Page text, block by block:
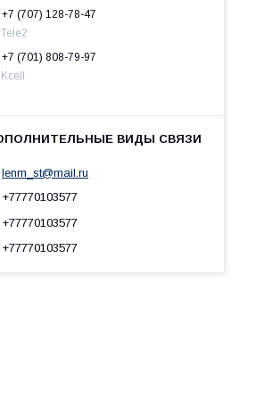
+7 (707) 128-78-47
Теle2
+7 (701) 808-79-97
Kcell
lenm_st@mail.ru
+77770103577
+77770103577
+77770103577